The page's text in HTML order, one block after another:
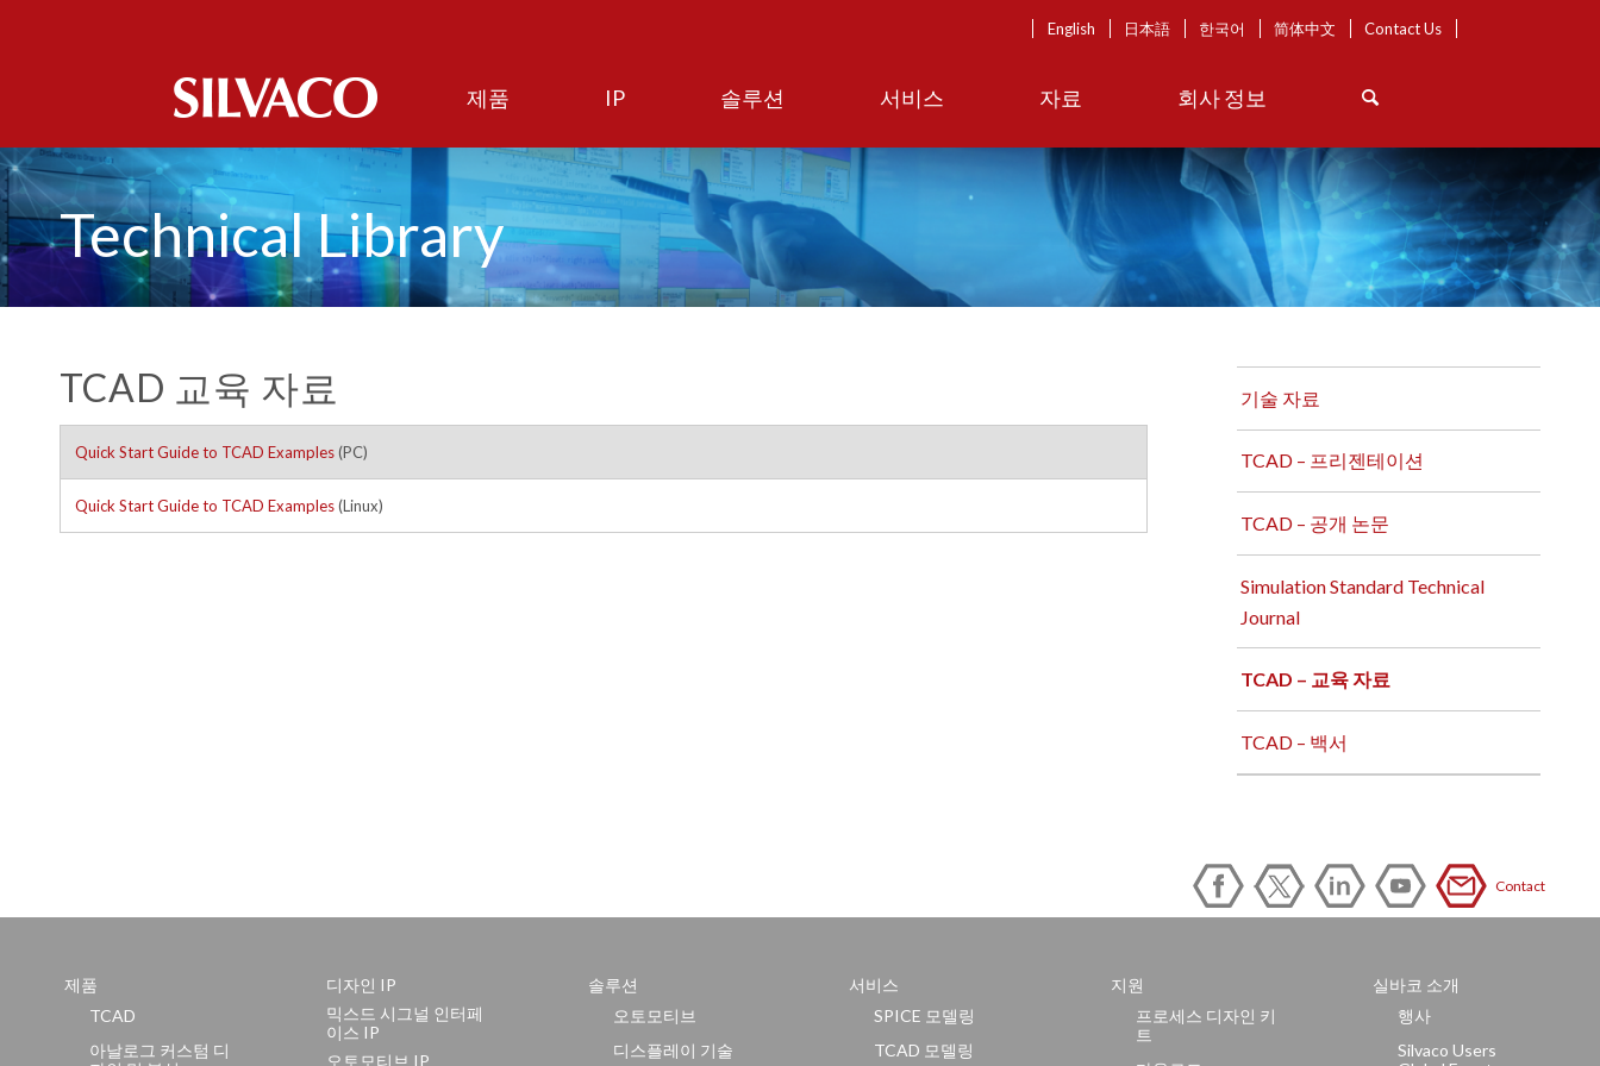
제품 IP 솔루션 서비스 자료 회사 정보
English 日本語 한국어 简体中文 Contact Us
Technical Library
TCAD 교육 자료
Quick Start Guide to TCAD Examples(PC)
Quick Start Guide to TCAD Examples(Linux)
기술 자료
TCAD – 프리젠테이션
TCAD – 공개 논문
Simulation Standard Technical
Journal
TCAD – 교육 자료
TCAD – 백서
Contact
제품
TCAD
아날로그 커스텀 디
디자인 IP
믹스드 시그널 인터페
이스 IP
오토모티브 IP
솔루션
오토모티브
디스플레이 기술
서비스
SPICE 모델링
TCAD 모델링
지원
프로세스 디자인 키
트
실바코 소개
행사
Silvaco Users